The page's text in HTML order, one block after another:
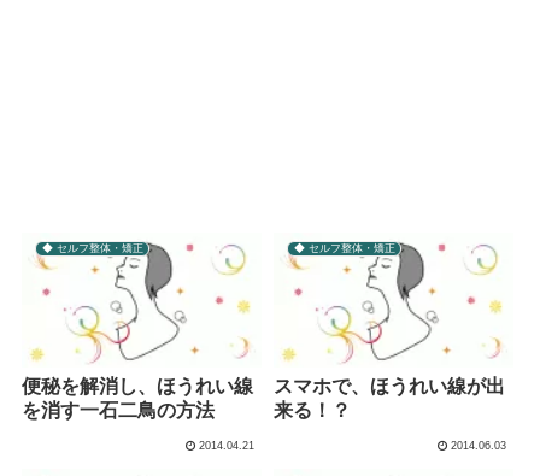
◆ セルフ整体・矯正
便秘を解消し、ほうれい線
を消す一石二鳥の方法
2014.04.21
◆ セルフ整体・矯正
スマホで、ほうれい線が出
来る！？
2014.06.03